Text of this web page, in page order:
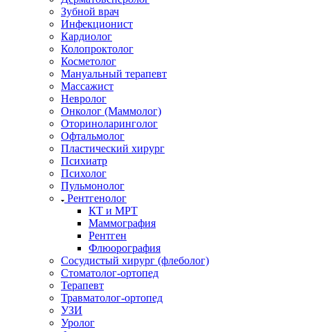
Зубной врач
Инфекционист
Кардиолог
Колопроктолог
Косметолог
Мануальный терапевт
Массажист
Невролог
Онколог (Маммолог)
Оториноларинголог
Офтальмолог
Пластический хирург
Психиатр
Психолог
Пульмонолог
Рентгенолог
КТ и МРТ
Маммография
Рентген
Флюорография
Сосудистый хирург (флеболог)
Стоматолог-ортопед
Терапевт
Травматолог-ортопед
УЗИ
Уролог